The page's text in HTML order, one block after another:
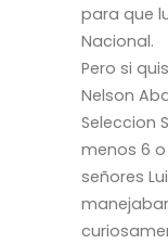
para que
Nacional.
Pero si
Nelson
Seleccion
menos 6
señores